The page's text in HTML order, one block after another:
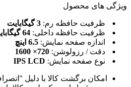
های محصول
ظرفیت حافظه رم:3 گیگابایت
ظرفیت حافظه داخلی:64 گیگابایت
اندازه صفحه نمایش:6.5 اینچ
دقت / رزولوشن:720× 1600
نوع صفحه نمایش:IPS LCD
امکان برگشت کالا با دلیل